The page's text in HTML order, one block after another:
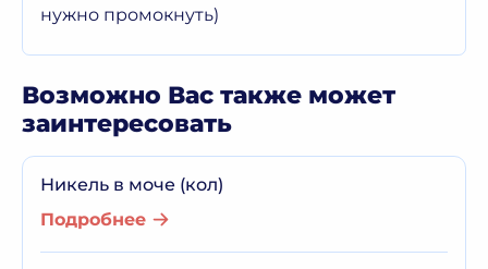
нужно промокнуть)
Возможно Вас также может
заинтересовать
Никель в моче (кол)
Подробнее